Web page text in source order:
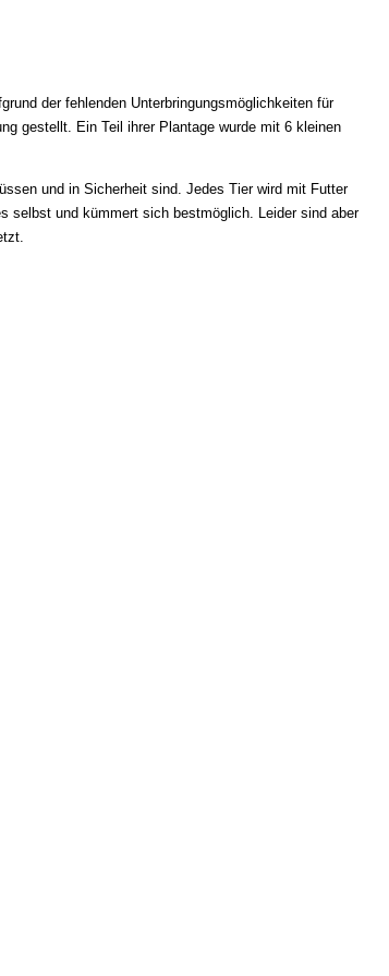
der fehlenden Unterbringungsmöglichkeiten für
gestellt. Ein Teil ihrer Plantage wurde mit 6 kleinen
und in Sicherheit sind. Jedes Tier wird mit Futter
selbst und kümmert sich bestmöglich. Leider sind aber